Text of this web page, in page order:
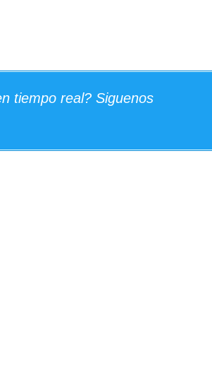
tiempo real? Siguenos